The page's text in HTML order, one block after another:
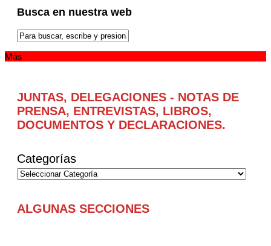
Busca en nuestra web
Más
JUNTAS, DELEGACIONES - NOTAS DE
PRENSA, ENTREVISTAS, LIBROS,
DOCUMENTOS Y DECLARACIONES.
Categorías
ALGUNAS SECCIONES